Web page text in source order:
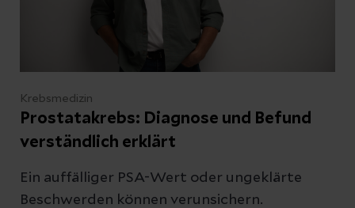
Krebsmedizin
Prostatakrebs: Diagnose und Befund
verständlich erklärt
Ein auffälliger PSA-Wert oder ungeklärte
Beschwerden können verunsichern.